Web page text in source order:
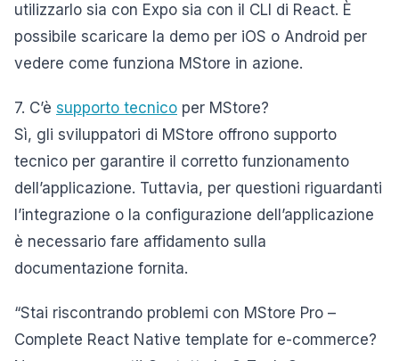
utilizzarlo sia con Expo sia con il CLI di React. È
possibile scaricare la demo per iOS o Android per
vedere come funziona MStore in azione.
7. C’è supporto tecnico per MStore?
Sì, gli sviluppatori di MStore offrono supporto
tecnico per garantire il corretto funzionamento
dell’applicazione. Tuttavia, per questioni riguardanti
l’integrazione o la configurazione dell’applicazione
è necessario fare affidamento sulla
documentazione fornita.
“Stai riscontrando problemi con MStore Pro –
Complete React Native template for e-commerce?